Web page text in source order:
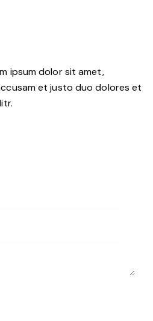
ipsum dolor sit amet,
et justo duo dolores et